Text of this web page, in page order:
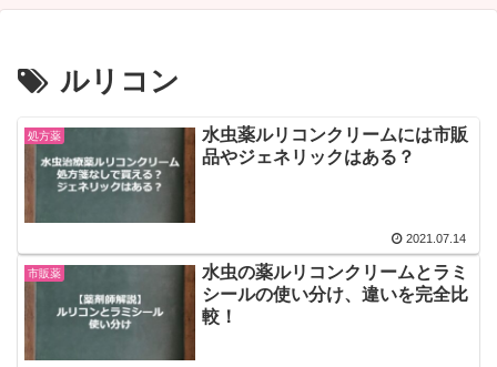
ルリコン
処方薬
水虫薬ルリコンクリームには市販
品やジェネリックはある？
2021.07.14
市販薬
水虫の薬ルリコンクリームとラミ
シールの使い分け、違いを完全比
較！